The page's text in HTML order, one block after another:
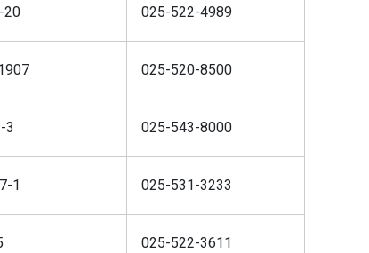
20 025-522-4989
025-520-8500
3 025-543-8000
1 025-531-3233
025-522-3611